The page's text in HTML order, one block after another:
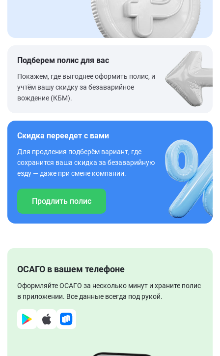
Подберем полис для вас
Покажем, где выгоднее оформить полис, и
учтём вашу скидку за безаварийное
вождение (КБМ).
Скидка переедет с вами
Для продления подберём вариант, где
сохранится ваша скидка за безаварийную
езду — даже при смене компании.
Продлить полис
ОСАГО в вашем телефоне
Оформляйте ОСАГО за несколько минут и храните полис
в приложении. Все данные всегда под рукой.